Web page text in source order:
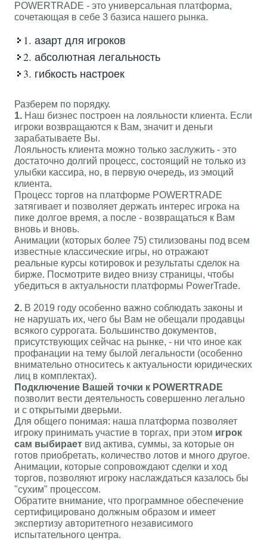
POWERTRADE - это универсальная платформа,
сочетающая в себе 3 базиса нашего рынка.
1. азарт для игроков
2. абсолютная легальность
3. гибкость настроек
Разберем по порядку.
1. Наш бизнес построен на лояльности клиента. Если
игроки возвращаются к Вам, значит и деньги
зарабатываете Вы.
Лояльность клиента можно только заслужить - это
достаточно долгий процесс, состоящий не только из
улыбки кассира, но, в первую очередь, из эмоций
клиента.
Процесс торгов на платформе POWERTRADE
затягивает и позволяет держать интерес игрока на
пике долгое время, а после - возвращаться к Вам
вновь и вновь.
Анимации (которых более 75) стилизованы под всем
известные классические игры, но отражают
реальные курсы котировок и результаты сделок на
бирже. Посмотрите видео внизу страницы, чтобы
убедиться в актуальности платформы PowerTrade.
2. В 2019 году особенно важно соблюдать законы и
не нарушать их, чего бы Вам не обещали продавцы
всякого суррогата. Большинство документов,
присутствующих сейчас на рынке, - ни что иное как
профанации на тему былой легальности (особенно
внимательно относитесь к актуальности юридических
лиц в комплектах).
Подключение Вашей точки к POWERTRADE
позволит вести деятельность совершенно легально
и с открытыми дверьми.
Для общего понимая: наша платформа позволяет
игроку принимать участие в торгах, при этом игрок
сам выбирает вид актива, суммы, за которые он
готов приобретать, количество лотов и много другое.
Анимации, которые сопровождают сделки и ход
торгов, позволяют игроку наслаждаться казалось бы
"сухим" процессом.
Обратите внимание, что программное обеспечение
сертифицировано должным образом и имеет
экспертизу авторитетного независимого
испытательного центра.